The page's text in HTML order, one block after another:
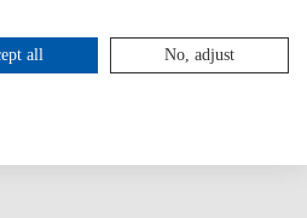
all No, adjust